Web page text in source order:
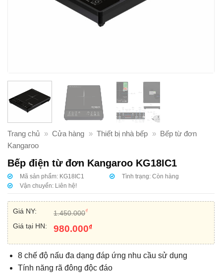
Trang chủ » Cửa hàng » Thiết bị nhà bếp » Bếp từ đơn
Kangaroo
Bếp điện từ đơn Kangaroo KG18IC1
Mã sản phẩm: KG18IC1 Tình trạng:Còn hàng
Vận chuyển: Liên hệ!
Giá NY: 1.450.000₫
Giá tại HN: 980.000₫
8 chế độ nấu đa dạng đáp ứng nhu cầu sử dụng
Tính năng rã đông độc đáo